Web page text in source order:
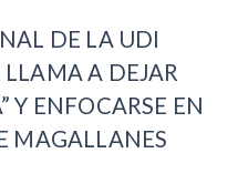
DE LA UDI
A DEJAR
Y ENFOCARSE EN
MAGALLANES